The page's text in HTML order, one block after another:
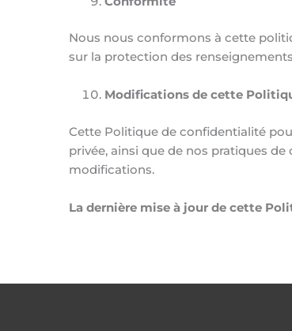
Nous nous conformons à cette
sur la protection des
Modifications de cette
Cette Politique de confidentialité
privée, ainsi que de nos pratiques
modifications.
La dernière mise à jour de cette